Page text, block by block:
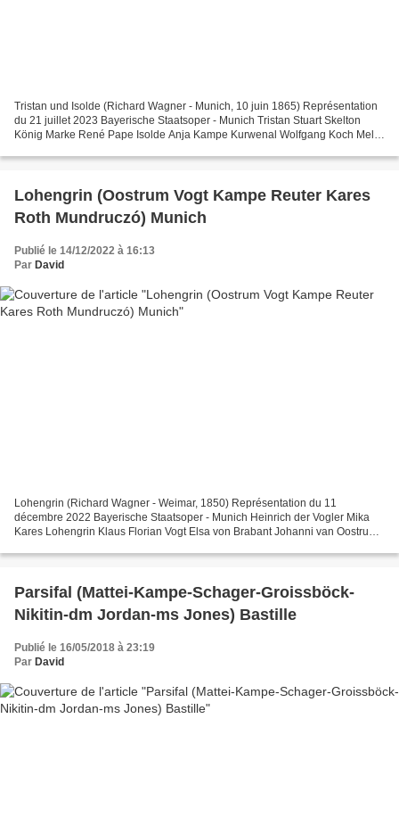
Tristan und Isolde (Richard Wagner - Munich, 10 juin 1865) Représentation
du 21 juillet 2023 Bayerische Staatsoper - Munich Tristan Stuart Skelton
König Marke René Pape Isolde Anja Kampe Kurwenal Wolfgang Koch Melot
Lohengrin (Oostrum Vogt Kampe Reuter Kares
Roth Mundruczó) Munich
Publié le 14/12/2022 à 16:13
Par David
Lohengrin (Richard Wagner - Weimar, 1850) Représentation du 11
décembre 2022 Bayerische Staatsoper - Munich Heinrich der Vogler Mika
Kares Lohengrin Klaus Florian Vogt Elsa von Brabant Johanni van Oostrum
Parsifal (Mattei-Kampe-Schager-Groissböck-
Nikitin-dm Jordan-ms Jones) Bastille
Publié le 16/05/2018 à 23:19
Par David